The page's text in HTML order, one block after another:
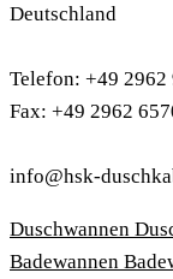
Deutschland
Telefon: +49 2962
Fax: +49 2962
info@hsk-
Duschwannen
Badewannen